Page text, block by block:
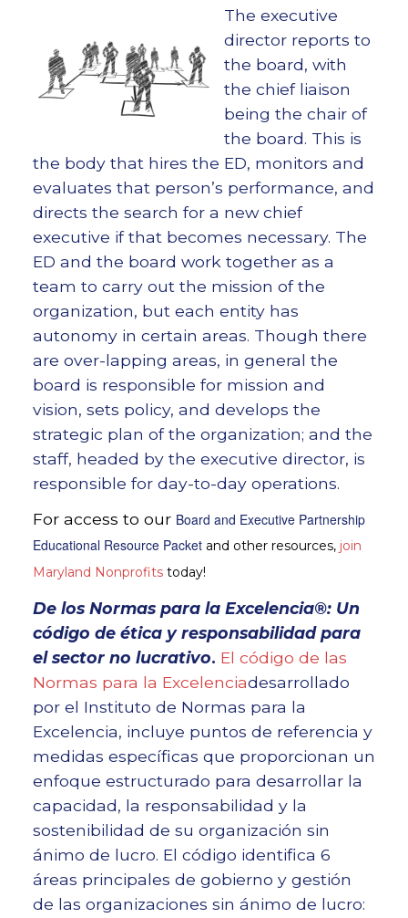
The executive
director reports to
the board, with
the chief liaison
being the chair of
the board. This is
the body that hires the ED, monitors and
evaluates that person’s performance, and
directs the search for a new chief
executive if that becomes necessary. The
ED and the board work together as a
team to carry out the mission of the
organization, but each entity has
autonomy in certain areas. Though there
are over-lapping areas, in general the
board is responsible for mission and
vision, sets policy, and develops the
strategic plan of the organization; and the
staff, headed by the executive director, is
responsible for day-to-day operations.
For access to our Board and Executive Partnership
Educational Resource Packet and other resources, join
Maryland Nonprofitstoday!
De los Normas para la Excelencia®: Un
código de ética y responsabilidad para
el sector no lucrativo. El código de las
Normas para la Excelenciadesarrollado
por el Instituto de Normas para la
Excelencia, incluye puntos de referencia y
medidas específicas que proporcionan un
enfoque estructurado para desarrollar la
capacidad, la responsabilidad y la
sostenibilidad de su organización sin
ánimo de lucro. El código identifica 6
áreas principales de gobierno y gestión
de las organizaciones sin ánimo de lucro: